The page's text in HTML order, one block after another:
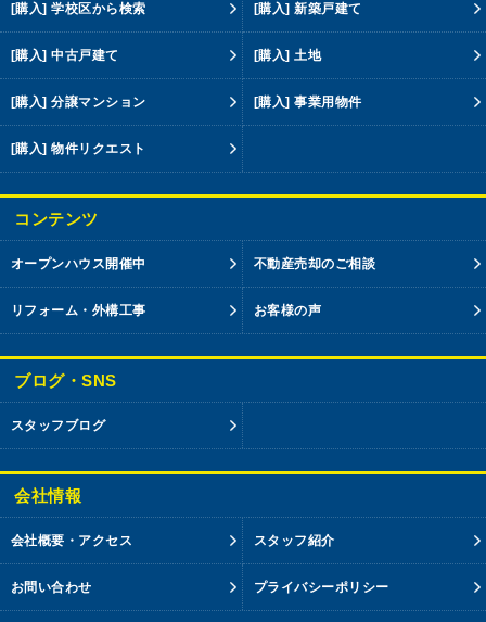
[購入] 学校区から検索 [購入] 新築戸建て
[購入] 中古戸建て [購入] 土地
[購入] 分譲マンション [購入] 事業用物件
[購入] 物件リクエスト
コンテンツ
オープンハウス開催中 不動産売却のご相談
リフォーム・外構工事 お客様の声
ブログ・SNS
スタッフブログ
会社情報
会社概要・アクセス スタッフ紹介
お問い合わせ プライバシーポリシー